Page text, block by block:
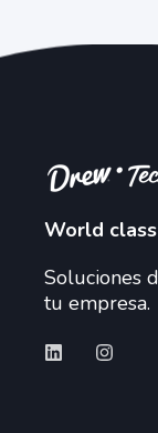
World class
Soluciones
tu empresa.